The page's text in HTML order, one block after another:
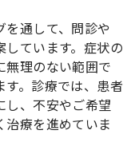
通して、問診や
ています。症状の
無理のない範囲で
。診療では、患者
し、不安やご希望
療を進めていま